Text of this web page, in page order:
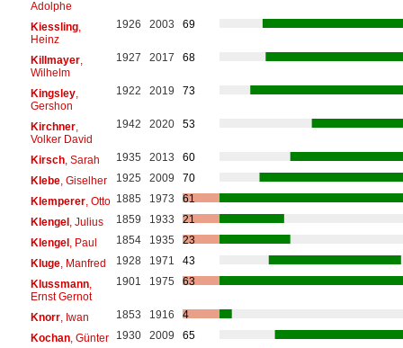
Adolphe
Kiessling,
Heinz
1926 2003 69
Killmayer,
Wilhelm
1927 2017 68
Kingsley,
Gershon
1922 2019 73
Kirchner,
Volker David
1942 2020 53
Kirsch, Sarah 1935 2013
60
Klebe, Giselher 1925 2009
70
Klemperer, Otto 1885 1973
61
Klengel, Julius 1859 1933
21
Klengel, Paul 1854 1935
23
Kluge, Manfred 1928 1971
43
Klussmann,
Ernst Gernot
1901 1975 63
Knorr, Iwan 1853 1916
4
Kochan, Günter 1930 2009
65